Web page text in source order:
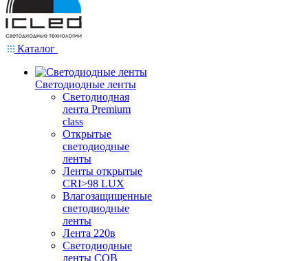
Каталог
Светодиодные ленты
Светодиодная
лента Premium
class
Открытые
светодиодные
ленты
Ленты открытые
CRI>98 LUX
Влагозащищенные
светодиодные
ленты
Лента 220в
Светодиодные
ленты COB